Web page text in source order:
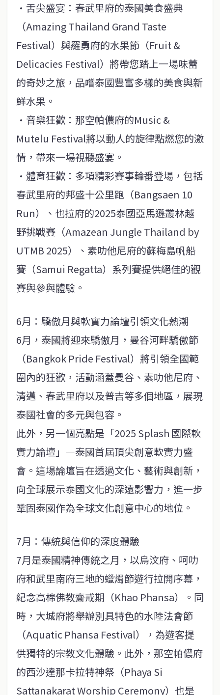
·舌尖盛宴：春武里府的泰國美食盛典
（Amazing Thailand Grand Taste
Festival）與羅勇府的水果節（Fruit &
Delicacies Festival）將帶您踏上一場味蕾
的奇妙之旅，品嚐泰國豐富多樣的美食與新
鮮水果。
·音樂狂歡：那空帕儂府的Music &
Mutelu Festival將以動人的旋律點燃您的激
情，帶來一場視聽盛宴。
·體育狂歡：多項精彩賽事輪番登場，包括
春武里府的邦盛十公里跑（Bangsaen 10
Run）、也拉府的2025泰國亞馬遜叢林越
野挑戰賽（Amazean Jungle Thailand by
UTMB 2025）、素叻他尼府的蘇梅島帆船
賽（Samui Regatta）系列賽提供絕佳的觀
賽與參與體驗。
6月：驕傲月與軟實力論壇引領文化熱潮
6月，泰國將迎來驕傲月，曼谷河畔驕傲節
（Bangkok Pride Festival）將引領全國範
圍內的狂歡，活動涵蓋曼谷、素叻他尼府、
清邁、春武里府以及普吉等多個地區，展現
泰國社會的多元與包容。
此外，另一個亮點是「2025 Splash 國際軟
實力論壇」—泰國首屆頂尖創意軟實力盛
會。這場論壇旨在透過文化、藝術與創新，
向全球展示泰國文化的深遠影響力，進一步
鞏固泰國作為全球文化創意中心的地位。
7月：傳統與信仰的深度體驗
7月是泰國精神傳統之月，以烏汶府、呵叻
府和武里南府三地的蠟燭節遊行拉開序幕，
紀念高棉佛教齋戒期（Khao Phansa）。同
時，大城府將舉辦別具特色的水陸法會節
（Aquatic Phansa Festival），為遊客提
供獨特的宗教文化體驗。此外，那空帕儂府
的西沙達那卡拉特神祭（Phaya Si
Sattanakarat Worship Ceremony）也是